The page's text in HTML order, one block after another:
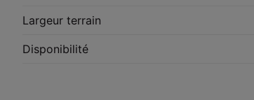
Largeur terrain
Disponibilité